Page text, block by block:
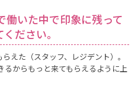
働いた中で印象に残って
ださい。
えた（スタッフ、レジデント）。
るからもっと来てもらえるように上